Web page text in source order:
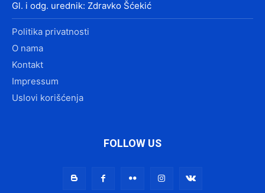
Gl. i odg. urednik: Zdravko Šćekić
Politika privatnosti
O nama
Kontakt
Impressum
Uslovi korišćenja
FOLLOW US